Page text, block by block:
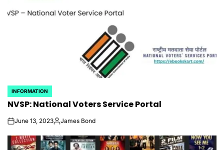
POSTED
IN
INFORMATION
NVSP: National Voters Service Portal
onJune 13, 2023Posted
James Bond